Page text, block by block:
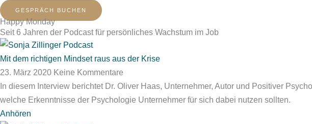
GESPRÄCH BUCHEN
Happy Monday
Seit 6 Jahren der Podcast für persönliches Wachstum im Job
Mit dem richtigen Mindset raus aus der Krise
23. März 2020 Keine Kommentare
In diesem Interview berichtet Dr. Oliver Haas, Unternehmer, Autor und Positiver
welche Erkenntnisse der Psychologie Unternehmer für sich dabei nutzen sollten.
Anhören